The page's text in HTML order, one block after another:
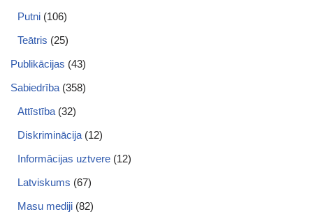
Putni (106)
Teātris (25)
Publikācijas (43)
Sabiedrība (358)
Attīstība (32)
Diskriminācija (12)
Informācijas uztvere (12)
Latviskums (67)
Masu mediji (82)